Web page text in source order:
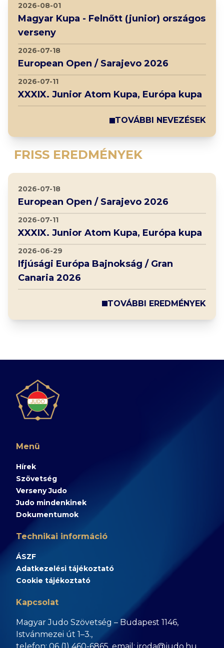
FRISS EREDMÉNYEK
2026-08-01
Magyar Kupa - Felnőtt (junior) országos
verseny
2026-07-18
European Open / Sarajevo 2026
2026-07-11
XXXIX. Junior Atom Kupa, Európa kupa
TOVÁBBI NEVEZÉSEK
2026-07-18
European Open / Sarajevo 2026
2026-07-11
XXXIX. Junior Atom Kupa, Európa kupa
2026-06-29
Ifjúsági Európa Bajnokság / Gran
Canaria 2026
TOVÁBBI EREDMÉNYEK
Menü
Hírek
Szövetség
Verseny Judo
Judo mindenkinek
Dokumentumok
Technikai információ
ÁSZF
Adatkezelési tájékoztató
Cookie tájékoztató
Kapcsolat
Magyar Judo Szövetség – Budapest 1146,
Istvánmezei út 1–3.,